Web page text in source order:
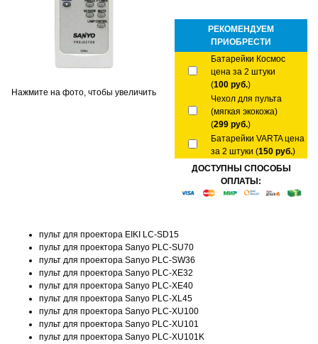
Нажмите на фото, чтобы увеличить
РЕКОМЕНДУЕМ
ПРИОБРЕСТИ
Батарейки Космос
цена за 2 штуки
(100 руб.)
Чехол для пульта
(мягкая экокожа)
(299 руб.)
Батарейки VARTA цена
за 2 штуки (150 руб.)
ДОСТУПНЫ СПОСОБЫ
ОПЛАТЫ:
пульт для проектора EIKI LC-SD15
пульт для проектора Sanyo PLC-SU70
пульт для проектора Sanyo PLC-SW36
пульт для проектора Sanyo PLC-XE32
пульт для проектора Sanyo PLC-XE40
пульт для проектора Sanyo PLC-XL45
пульт для проектора Sanyo PLC-XU100
пульт для проектора Sanyo PLC-XU101
пульт для проектора Sanyo PLC-XU101K